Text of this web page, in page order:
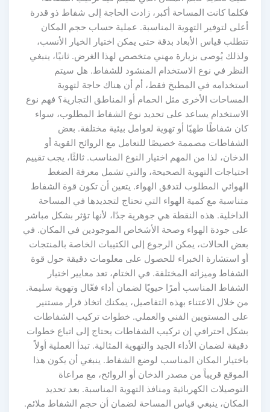
كانت المساحة أكبر، زادت الحاجة إلى شفاط ذو قدرة
لتوفير التهوية المناسبة. عملية حساب حجم المكان
قياس الأبعاد بدقة حتى يمكن اختيار الخيار الأنسب،
يُوصى بزيارة مهني متخصص لهذا الغرض. ثانيًا، ينبغي
في نوع الاستخدام المنشود للشفاط. هل سيتم
في المطبخ فقط، أم أن هناك حاجة لتهوية
الأخرى مثل الحمام أو المناطق التجارية؟ فهم نوع
يساعد على تحديد نوع الشفاط المطلوب، سواء
شفاطًا طهيًا أو تهوية لعوامل بيئية مختلفة. بعض
مصممة خصيصًا للتعامل مع الروائح القوية أو
لذا من المهم اختيار النوع المناسب. ثالثًا، يجب تقييم
التهوية الصحيحة، والتي تشمل معرفة الضغط
المطلوب لتدفق الهواء. يتعين أن تكون قوة الشفاط
مع كمية الهواء التي تحتاج لتجديدها في المساحة
هذه النقطة هي جوهرية جدًا، لأنها تؤثر بشكل مباشر
جودة الهواء وصحة الأشخاص الموجودين في المكان. في
الحالات، يمكن الرجوع إلى الكتيبات الخاصة بالمنتجات
استشارة الخبراء للحصول على معلومات دقيقة حول قوة
وميزاته المختلفة. في الختام، تعد معايير اختيار
المناسب أمرًا حيويًا لضمان أداء فعّال وتهوية سليمة.
خلال الاعتناء بهذه التفاصيل، يمكنك اتخاذ قرار مستنير
المستويين الفني والعملي. خطوات تركيب الشفاطات
احترافي إن تركيب الشفاطات يحتاج إلى اتباع خطوات
لضمان الأداء الجيد والتهوية المثالية. تبدأ العملية أولاً
المكان المناسب لوضع الشفاط. ينبغي أن يكون هذا
قريباً من مصدر الدخان أو الروائح، مع مراعاة
الكهربائية ومنافذ التهوية المناسبة. بعد تحديد
ينبغي قياس المساحة لضمان أن حجم الشفاط ملائم.